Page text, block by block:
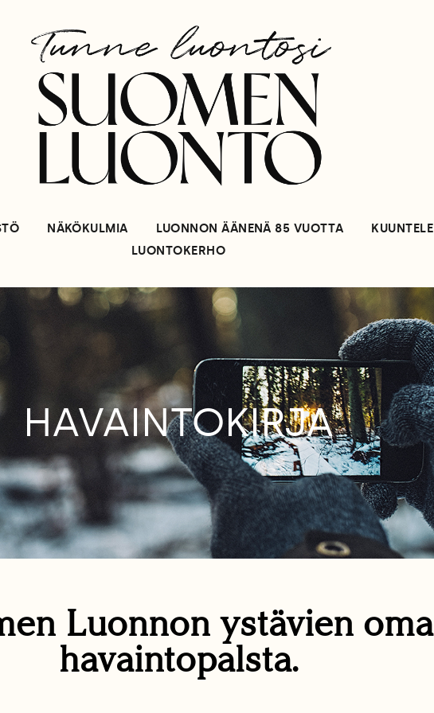
NÄKÖKULMIA LUONNON ÄÄNENÄ 85 VUOTTA KUUNTELE
LUONTOKERHO
HAVAINTOKIRJA
Luonnon ystävien oma
havaintopalsta.